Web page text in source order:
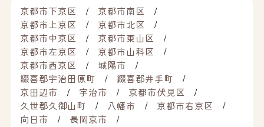
京都市下京区
京都市南区
京都市上京区
京都市北区
京都市中京区
京都市東山区
京都市左京区
京都市山科区
京都市西京区
城陽市
綴喜郡宇治田原町
綴喜郡井手町
京田辺市
宇治市
京都市伏見区
久世郡久御山町
八幡市
京都市右京区
向日市
長岡京市